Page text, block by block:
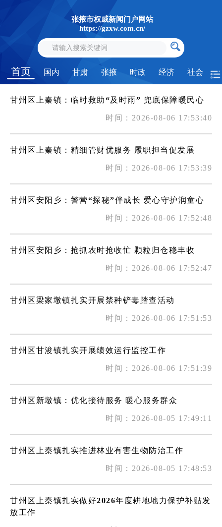
张掖市权威新闻门户网站
https://gzxw.com.cn/
首页 国内 甘肃 张掖 时政 经济 社会
甘州区上秦镇：临时救助“及时雨” 兜底保障暖民心
时间：2026-08-06 17:53:40
甘州区上秦镇：精细管财优服务 履职担当促发展
时间：2026-08-06 17:53:39
甘州区安阳乡：警营“探秘”伴成长 爱心守护润童心
时间：2026-08-06 17:52:48
甘州区安阳乡：抢抓农时抢收忙 颗粒归仓稳丰收
时间：2026-08-06 17:52:47
甘州区梁家墩镇扎实开展禁种铲毒踏查活动
时间：2026-08-06 17:51:53
甘州区甘浚镇扎实开展绩效运行监控工作
时间：2026-08-06 17:51:39
甘州区新墩镇：优化接待服务 暖心服务群众
时间：2026-08-05 17:49:11
甘州区上秦镇扎实推进林业有害生物防治工作
时间：2026-08-05 17:48:53
甘州区上秦镇扎实做好2026年度耕地地力保护补贴发
放工作